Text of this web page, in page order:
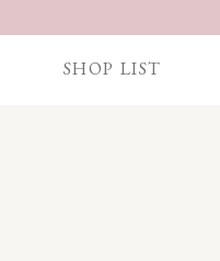
SHOP LIST